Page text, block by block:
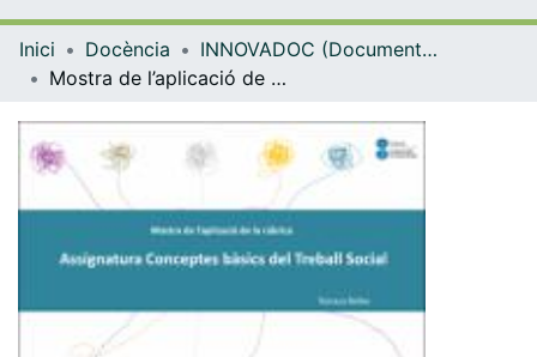
Navega per tot el DD
Contacte
Inici Docència
INNOVADOC (Documents d'Innovació Docent)
Mostra de l’aplicació de la rúbrica : Assignatura Conceptes bàsics del Treball Social